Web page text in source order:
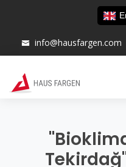
info@hausfargen.com